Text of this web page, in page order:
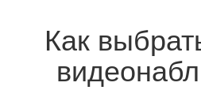
Как